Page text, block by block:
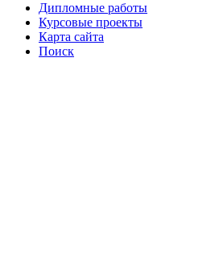
Дипломные работы
Курсовые проекты
Карта сайта
Поиск